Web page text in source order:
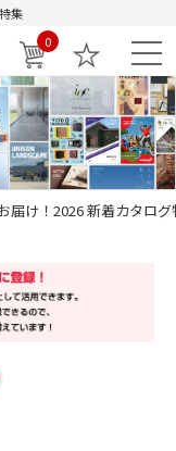
集
0
届け！2026 新着カタログ